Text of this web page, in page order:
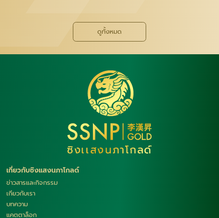
ดูทั้งหมด
เกี่ยวกับซิงแสงนภาโกลด์
ข่าวสารและกิจกรรม
เกียวกับเรา
บทความ
แคตตาล็อก